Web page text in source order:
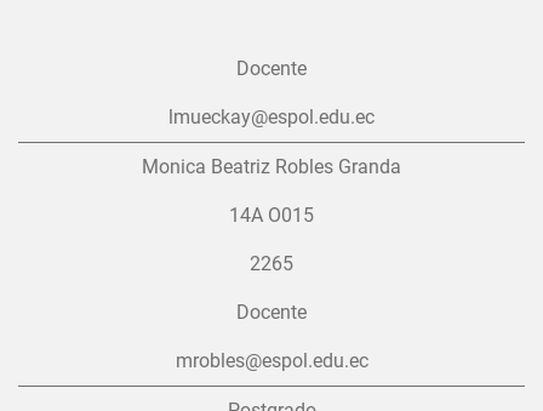
Docente
lmueckay@espol.edu.ec
Monica Beatriz Robles Granda
14A O015
2265
Docente
mrobles@espol.edu.ec